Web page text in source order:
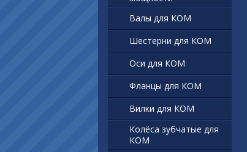
Валы для КОМ
Шестерни для КОМ
Оси для КОМ
Фланцы для КОМ
Вилки для КОМ
Колёса зубчатые для
КОМ